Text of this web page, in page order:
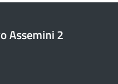
Assemini 2